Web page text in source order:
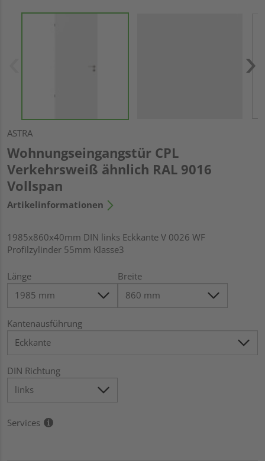
ASTRA
Wohnungseingangstür CPL
Verkehrsweiß ähnlich RAL 9016
Vollspan
Artikelinformationen
1985x860x40mm DIN links Eckkante V 0026 WF
Profilzylinder 55mm Klasse3
Länge Breite
Kantenausführung
DIN Richtung
Services